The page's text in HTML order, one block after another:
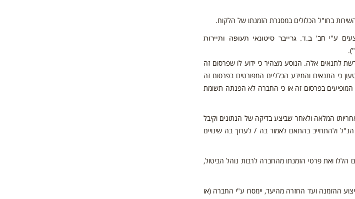
בחו"ל הכלולים במסגרת הזמנתו של הלקוח.
ב.ד. גרייבר סיטונאי תעופה ותיירות
לתנאים אלה. הנוסע מצהיר כי ידוע לו שפרסום זה
כי התנאים והמידע הכלליים המפורטים בפרסום זה
המופיעים בפרסום זה או כי החברה לא הפנתה תשומת
המלאה ולאחר שביצע בדיקה של הנתונים וקיבל
ולהתחייב בהתאם לאמור בה / לערוך בה שינויים
ואת פרטי הזמנתו מהחברה לרבות נוהל הביטול,
ההזמנה ועד החזרה מהיעד, יימסרו ע"י החברה (או